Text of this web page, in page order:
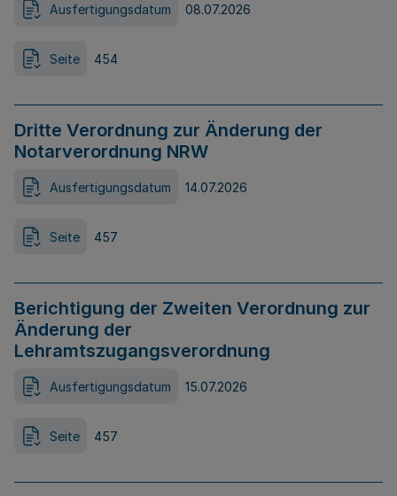
Ausfertigungsdatum 08.07.2026
Seite 454
Dritte Verordnung zur Änderung der
Notarverordnung NRW
Ausfertigungsdatum 14.07.2026
Seite 457
Berichtigung der Zweiten Verordnung zur
Änderung der
Lehramtszugangsverordnung
Ausfertigungsdatum 15.07.2026
Seite 457